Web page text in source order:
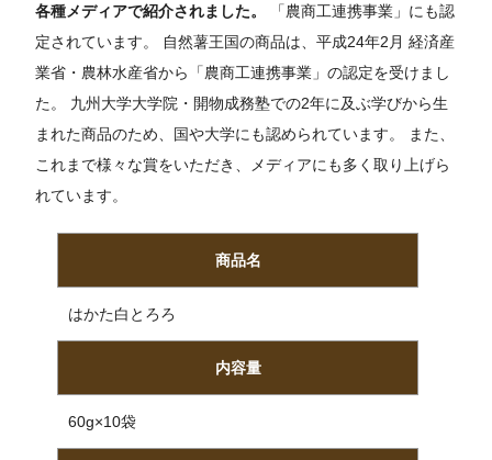
各種メディアで紹介されました。
「農商工連携事業」にも認
定されています。 自然薯王国の商品は、平成24年2月 経済産
業省・農林水産省から「農商工連携事業」の認定を受けまし
た。 九州大学大学院・開物成務塾での2年に及ぶ学びから生
まれた商品のため、国や大学にも認められています。 また、
これまで様々な賞をいただき、メディアにも多く取り上げら
れています。
商品名
はかた白とろろ
内容量
60g×10袋